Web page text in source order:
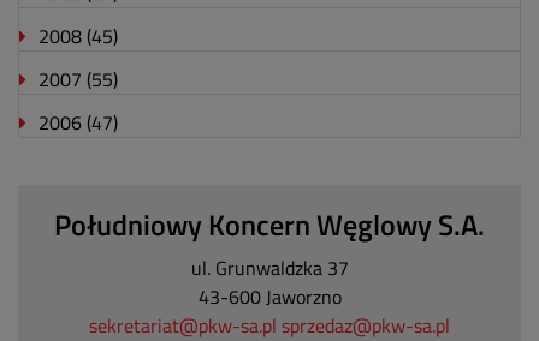
2008 (45)
2007 (55)
2006 (47)
Południowy Koncern Węglowy S.A.
ul. Grunwaldzka 37
43-600 Jaworzno
sekretariat@pkw-sa.pl sprzedaz@pkw-sa.pl